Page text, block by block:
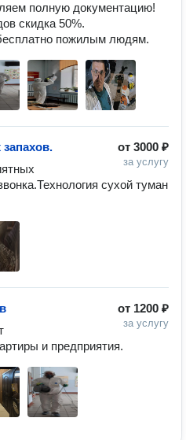
полную документацию!
скидка 50%.
пожилым людям.
от 3000 ₽
за услугу
сухой туман
от 1200 ₽
за услугу